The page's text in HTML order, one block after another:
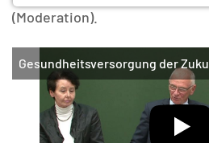
(Moderation).
Gesundheitsversorgung der
MATOMO (INTERNE
Statistik Cookies erfassen
Diese Informationen helfen
unsere Besucher unsere